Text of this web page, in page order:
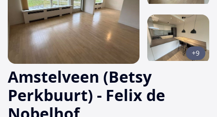
Amstelveen (Betsy
Perkbuurt) - Felix de
+9